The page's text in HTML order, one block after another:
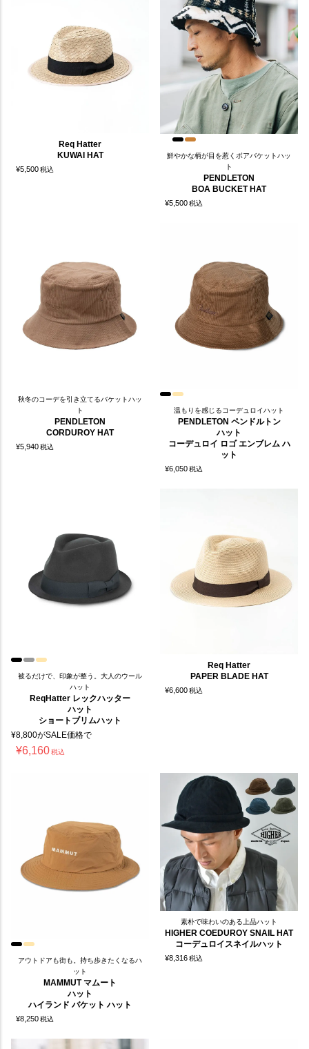
Req Hatter
KUWAI HAT
¥5,500税込
鮮やかな柄が目を惹くボアバケットハッ
ト
PENDLETON
BOA BUCKET HAT
¥5,500税込
秋冬のコーデを引き立てるバケットハッ
ト
PENDLETON
CORDUROY HAT
¥5,940税込
温もりを感じるコーデュロイハット
PENDLETON ペンドルトン
ハット
コーデュロイ ロゴ エンブレム ハ
ット
¥6,050税込
被るだけで、印象が整う。大人のウール
ハット
ReqHatter レックハッター
ハット
ショートブリムハット
¥8,800がSALE価格で
¥6,160税込
Req Hatter
PAPER BLADE HAT
¥6,600税込
アウトドアも街も。持ち歩きたくなるハ
ット
MAMMUT マムート
ハット
ハイランド バケット ハット
¥8,250税込
素朴で味わいのある上品ハット
HIGHER COEDUROY SNAIL HAT
コーデュロイスネイルハット
¥8,316税込